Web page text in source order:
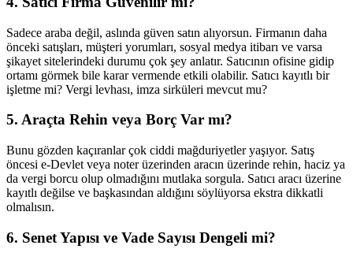
Sadece araba değil, aslında güven satın alıyorsun. Firmanın daha
önceki satışları, müşteri yorumları, sosyal medya itibarı ve varsa
şikayet sitelerindeki durumu çok şey anlatır. Satıcının ofisine gidip
ortamı görmek bile karar vermende etkili olabilir. Satıcı kayıtlı bir
işletme mi? Vergi levhası, imza sirküleri mevcut mu?
5. Araçta Rehin veya Borç Var mı?
Bunu gözden kaçıranlar çok ciddi mağduriyetler yaşıyor. Satış
öncesi e-Devlet veya noter üzerinden aracın üzerinde rehin, haciz ya
da vergi borcu olup olmadığını mutlaka sorgula. Satıcı aracı üzerine
kayıtlı değilse ve başkasından aldığını söylüyorsa ekstra dikkatli
olmalısın.
6. Senet Yapısı ve Vade Sayısı Dengeli mi?